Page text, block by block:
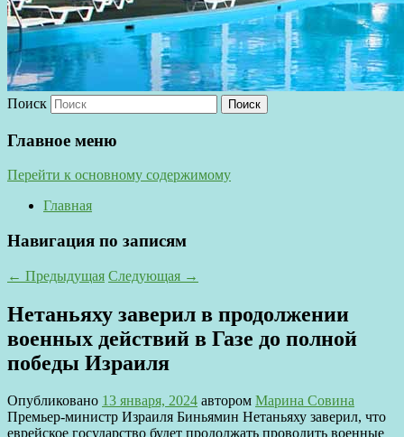
Поиск
Главное меню
Перейти к основному содержимому
Главная
Навигация по записям
← Предыдущая Следующая →
Нетаньяху заверил в продолжении
военных действий в Газе до полной
победы Израиля
Опубликовано 13 января, 2024 автором Марина Совина
Премьер-министр Израиля Биньямин Нетаньяху заверил, что
еврейское государство будет продолжать проводить военные